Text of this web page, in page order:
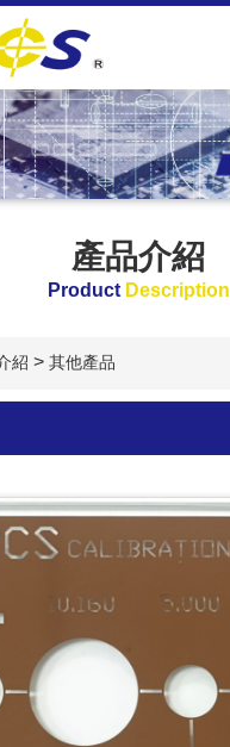
產品介紹
ProductDescription
紹 >其他產品
測機
統 自動系列
半自動系列
統 手動系列